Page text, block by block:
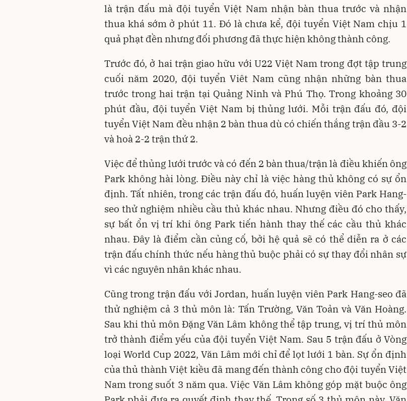
là trận đấu mà đội tuyển Việt Nam nhận bàn thua trước và nhận
thua khá sớm ở phút 11. Đó là chưa kể, đội tuyển Việt Nam chịu 1
quả phạt đền nhưng đối phương đã thực hiện không thành công.
Trước đó, ở hai trận giao hữu với U22 Việt Nam trong đợt tập trung
cuối năm 2020, đội tuyển Viêt Nam cũng nhận những bàn thua
trước trong hai trận tại Quảng Ninh và Phú Thọ. Trong khoảng 30
phút đầu, đội tuyển Việt Nam bị thủng lưới. Mỗi trận đấu đó, đội
tuyển Việt Nam đều nhận 2 bàn thua dù có chiến thắng trận đầu 3-2
và hoà 2-2 trận thứ 2.
Việc để thủng lưới trước và có đến 2 bàn thua/trận là điều khiến ông
Park không hài lòng. Điều này chỉ là việc hàng thủ không có sự ổn
định. Tất nhiên, trong các trận đấu đó, huấn luyện viên Park Hang-
seo thử nghiệm nhiều cầu thủ khác nhau. Nhưng điều đó cho thấy,
sự bất ổn vị trí khi ông Park tiến hành thay thế các cầu thủ khác
nhau. Đây là điểm cần củng cố, bởi hệ quả sẽ có thể diễn ra ở các
trận đấu chính thức nếu hàng thủ buộc phải có sự thay đổi nhân sự
vì các nguyên nhân khác nhau.
Cũng trong trận đấu với Jordan, huấn luyện viên Park Hang-seo đã
thử nghiệm cả 3 thủ môn là: Tấn Trường, Văn Toản và Văn Hoàng.
Sau khi thủ môn Đặng Văn Lâm không thể tập trung, vị trí thủ môn
trở thành điểm yếu của đội tuyển Việt Nam. Sau 5 trận đấu ở Vòng
loại World Cup 2022, Văn Lâm mới chỉ để lọt lưới 1 bàn. Sự ổn định
của thủ thành Việt kiều đã mang đến thành công cho đội tuyển Việt
Nam trong suốt 3 năm qua. Việc Văn Lâm không góp mặt buộc ông